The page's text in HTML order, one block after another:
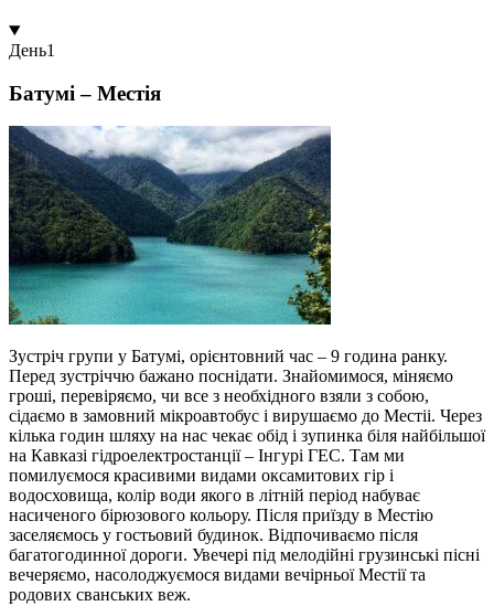
День1
Батумі – Местія
Зустріч групи у Батумі, орієнтовний час – 9 година ранку.
Перед зустріччю бажано поснідати. Знайомимося, міняємо
гроші, перевіряємо, чи все з необхідного взяли з собою,
сідаємо в замовний мікроавтобус і вирушаємо до Местіі. Через
кілька годин шляху на нас чекає обід і зупинка біля найбільшої
на Кавказі гідроелектростанції – Інгурі ГЕС. Там ми
помилуємося красивими видами оксамитових гір і
водосховища, колір води якого в літній період набуває
насиченого бірюзового кольору. Після приїзду в Местію
заселяємось у гостьовий будинок. Відпочиваємо після
багатогодинної дороги. Увечері під мелодійні грузинські пісні
вечеряємо, насолоджуємося видами вечірньої Местії та
родових сванських веж.